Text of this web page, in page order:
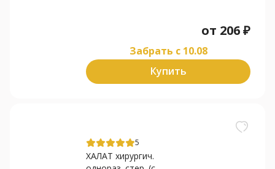
от 206₽
Забрать c 10.08
Купить
5
ХАЛАТ хирургич.